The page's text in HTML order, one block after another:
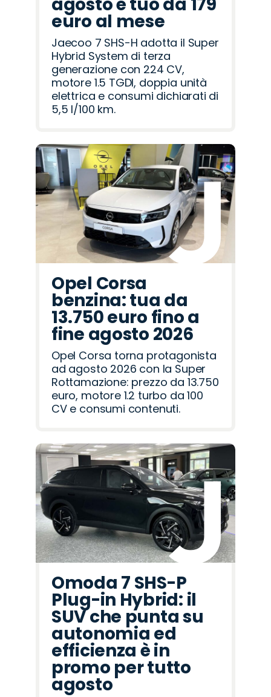
agosto è tuo da 179
euro al mese
Jaecoo 7 SHS-H adotta il Super
Hybrid System di terza
generazione con 224 CV,
motore 1.5 TGDI, doppia unità
elettrica e consumi dichiarati di
5,5 l/100 km.
Opel Corsa
benzina: tua da
13.750 euro fino a
fine agosto 2026
Opel Corsa torna protagonista
ad agosto 2026 con la Super
Rottamazione: prezzo da 13.750
euro, motore 1.2 turbo da 100
CV e consumi contenuti.
Omoda 7 SHS-P
Plug-in Hybrid: il
SUV che punta su
autonomia ed
efficienza è in
promo per tutto
agosto